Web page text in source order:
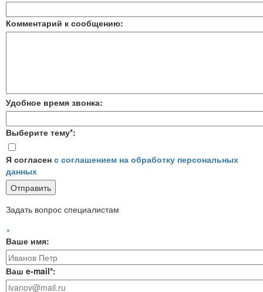
Комментарий к сообщению:
Удобное время звонка:
Выберите тему*:
Я согласен с соглашением на обработку персональных
данных
Задать вопрос специалистам
×
Ваше имя:
Ваш e-mail*: